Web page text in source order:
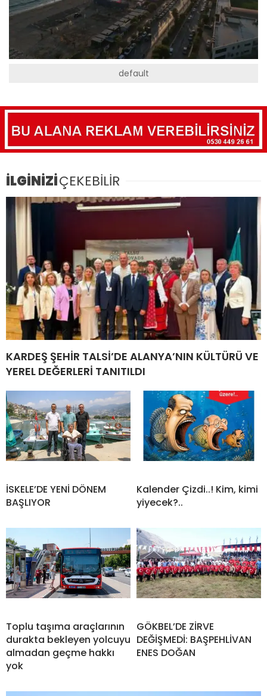
default
İLGİNİZİÇEKEBİLİR
KARDEŞ ŞEHİR TALSİ’DE ALANYA’NIN KÜLTÜRÜ VE
YEREL DEĞERLERİ TANITILDI
İSKELE’DE YENİ DÖNEM
BAŞLIYOR
Kalender Çizdi..! Kim, kimi
yiyecek?..
Toplu taşıma araçlarının
durakta bekleyen yolcuyu
almadan geçme hakkı
yok
GÖKBEL’DE ZİRVE
DEĞİŞMEDİ: BAŞPEHLİVAN
ENES DOĞAN